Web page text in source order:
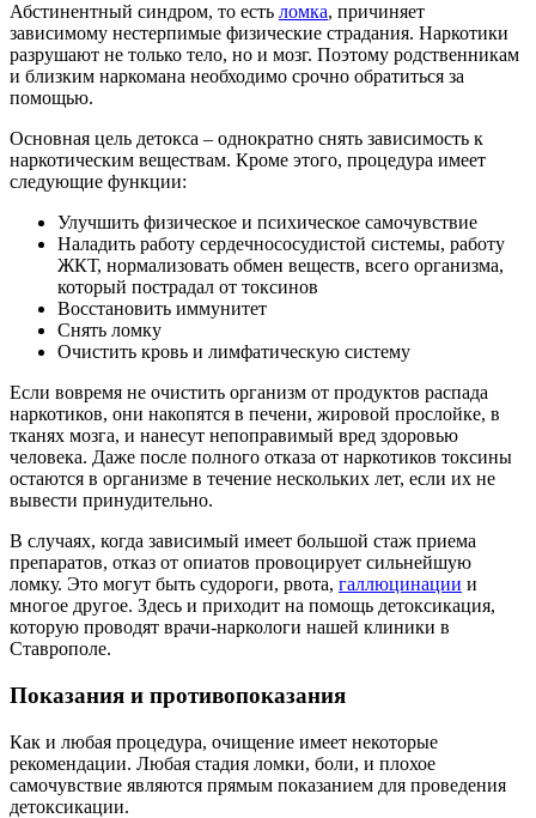
Абстинентный синдром, то есть ломка, причиняет
зависимому нестерпимые физические страдания. Наркотики
разрушают не только тело, но и мозг. Поэтому родственникам
и близким наркомана необходимо срочно обратиться за
помощью.
Основная цель детокса – однократно снять зависимость к
наркотическим веществам. Кроме этого, процедура имеет
следующие функции:
Улучшить физическое и психическое самочувствие
Наладить работу сердечнососудистой системы, работу
ЖКТ, нормализовать обмен веществ, всего организма,
который пострадал от токсинов
Восстановить иммунитет
Снять ломку
Очистить кровь и лимфатическую систему
Если вовремя не очистить организм от продуктов распада
наркотиков, они накопятся в печени, жировой прослойке, в
тканях мозга, и нанесут непоправимый вред здоровью
человека. Даже после полного отказа от наркотиков токсины
остаются в организме в течение нескольких лет, если их не
вывести принудительно.
В случаях, когда зависимый имеет большой стаж приема
препаратов, отказ от опиатов провоцирует сильнейшую
ломку. Это могут быть судороги, рвота, галлюцинации и
многое другое. Здесь и приходит на помощь детоксикация,
которую проводят врачи-наркологи нашей клиники в
Ставрополе.
Показания и противопоказания
Как и любая процедура, очищение имеет некоторые
рекомендации. Любая стадия ломки, боли, и плохое
самочувствие являются прямым показанием для проведения
детоксикации.